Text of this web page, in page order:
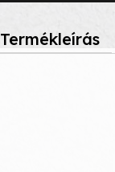
Termékleírás